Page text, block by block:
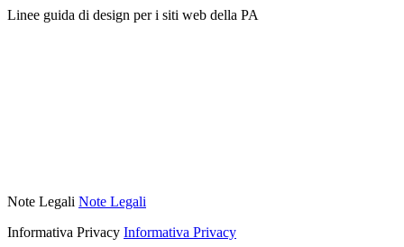
Linee guida di design per i siti web della PA
Note Legali Note Legali
Informativa Privacy Informativa Privacy